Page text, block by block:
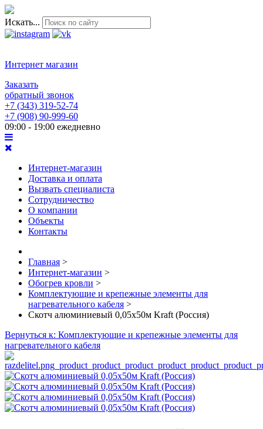
Искать...
Интернет магазин
Заказать
обратный звонок
+7 (343) 319-52-74
+7 (908) 90-999-60
09:00 - 19:00 ежедневно
Интернет-магазин
Доставка и оплата
Вызвать специалиста
Сотрудничество
О компании
Объекты
Контакты
Главная >
Интернет-магазин >
Обогрев кровли >
Комплектующие и крепежные элементы для
нагревательного кабеля >
Скотч алюминиевый 0,05х50м Kraft (Россия)
Вернуться к: Комплектующие и крепежные элементы для
нагревательного кабеля